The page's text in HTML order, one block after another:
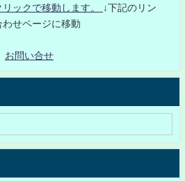
ックで移動します。
↓下記のリン
せページに移動
お問い合せ